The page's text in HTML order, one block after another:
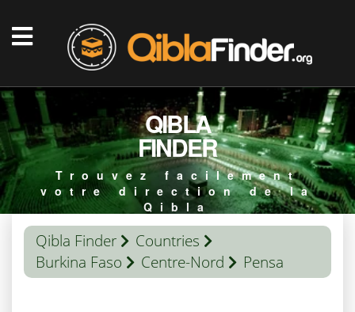
QIBLA
FINDER
Trouvez facilement
votre direction de la
Qibla
Qibla Finder
Countries
Burkina Faso
Centre-Nord Pensa